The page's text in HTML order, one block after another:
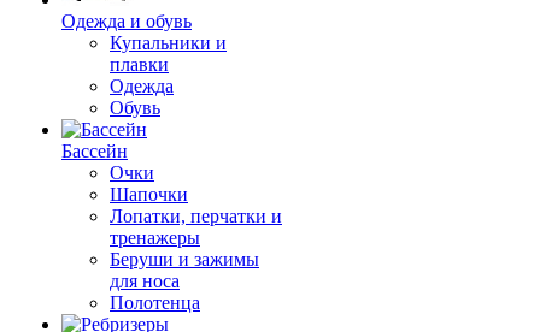
Одежда и обувь
Купальники и
плавки
Одежда
Обувь
Бассейн
Очки
Шапочки
Лопатки, перчатки и
тренажеры
Беруши и зажимы
для носа
Полотенца